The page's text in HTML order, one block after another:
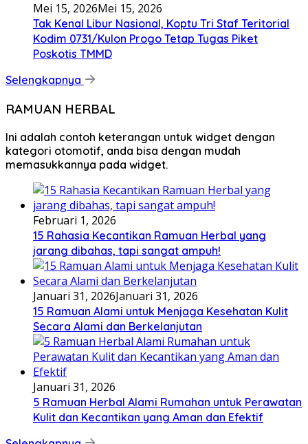
Mei 15, 2026Mei 15, 2026
Tak Kenal Libur Nasional, Koptu Tri Staf Teritorial
Kodim 0731/Kulon Progo Tetap Tugas Piket
Poskotis TMMD
Selengkapnya
RAMUAN HERBAL
Ini adalah contoh keterangan untuk widget dengan
kategori otomotif, anda bisa dengan mudah
memasukkannya pada widget.
Februari 1, 2026
15 Rahasia Kecantikan Ramuan Herbal yang
jarang dibahas, tapi sangat ampuh!
Januari 31, 2026Januari 31, 2026
15 Ramuan Alami untuk Menjaga Kesehatan Kulit
Secara Alami dan Berkelanjutan
Januari 31, 2026
5 Ramuan Herbal Alami Rumahan untuk Perawatan
Kulit dan Kecantikan yang Aman dan Efektif